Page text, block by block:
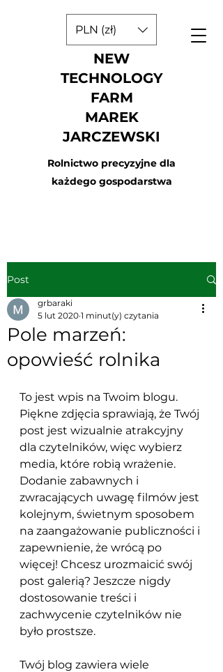
PLN (zł)
NEW
TECHNOLOGY
FARM
MAREK
JARCZEWSKI
Rolnictwo precyzyjne dla
każdego gospodarstwa
Post
Pole marzeń:
opowieść rolnika
grbaraki
5 lut 2020 1 minut(y) czytania
To jest wpis na Twoim blogu.
Piękne zdjęcia sprawiają, że Twój
post jest wizualnie atrakcyjny
dla czytelników, więc wybierz
media, które robią wrażenie.
Dodanie zabawnych i
zwracających uwagę filmów jest
kolejnym, świetnym sposobem
na zaangażowanie publiczności i
zapewnienie, że wrócą po
więcej! Chcesz urozmaicić swój
post galerią? Jeszcze nigdy
dostosowanie treści i
zachwycenie czytelników nie
było prostsze.
Twój blog zawiera wiele